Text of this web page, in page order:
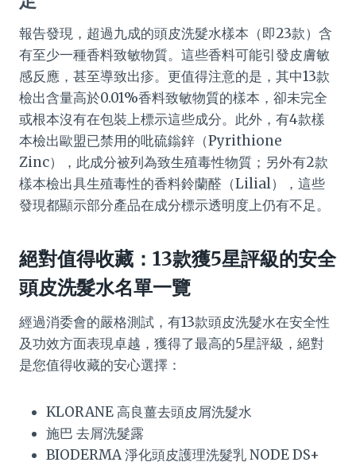
報告發現，超過九成的頭皮洗髮水樣本（即23款）含
有至少一種香料致敏物質。這些香料可能引發皮膚敏
感反應，甚至導致出疹。更值得注意的是，其中13款
檢出含量高於0.01%香料致敏物質的樣本，卻未完全
或根本沒有在包裝上標示這些成分。此外，有4款樣
本檢出歐盟已禁用的吡硫鎓鋅（Pyrithione
Zinc），此成分被列為致生殖毒性物質；另外有2款
樣本檢出具生殖毒性的香料鈴蘭醛（Lilial），這些
發現都顯示部分產品在成分標示透明度上仍有不足。
絕對值得收藏：13款獲5星評級的安全
頭皮洗髮水名單一覽
經過消委會的嚴格測試，有13款頭皮洗髮水在安全性
及功效方面表現卓越，獲得了最高的5星評級，絕對
是您值得收藏的安心選擇：
KLORANE 高良薑去頭皮屑洗髮水
施巴 去屑洗髮露
BIODERMA 淨化頭皮護理洗髮乳 NODE DS+